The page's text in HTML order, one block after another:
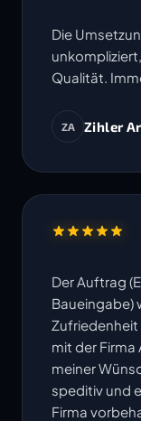
Die
Qualität.
ZA Zihler
Der Auftrag
Baueingabe)
mit der
meiner
speditiv und
Firma